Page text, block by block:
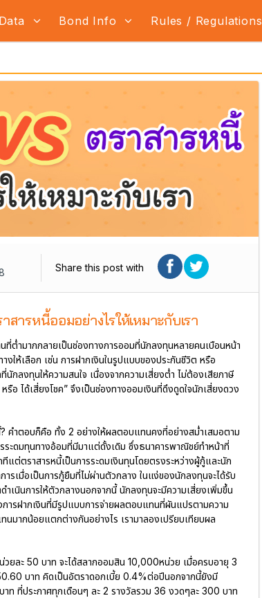
Bond Info Rules / Regulations
Share this post with
ารหนี้ออมอย่างไรให้เหมาะกับเรา
ที่ต่ำมากกลายเป็นช่องทางการออมที่นักลงทุนหลายคนเบือนหน้า
งให้เลือก เช่น การฝากเงินในรูปแบบของประกันชีวิต หรือ
กลงทุนให้ความสนใจ เนื่องจากความเสี่ยงต่ำ ไม่ต้องเสียภาษี
อ ได้เสี่ยงโชค” จึงเป็นช่องทางออมเงินที่ดึงดูดใจนักเสี่ยงดวง
คำตอบก็คือ ทั้ง 2 อย่างให้ผลตอบแทนคงที่อย่างสม่ำเสมอตาม
ะดมทุนทางอ้อมที่มีมาแต่ดั้งเดิม ซึ่งธนาคารพาณิชย์ทำหน้าที่
ต่ตราสารหนี้เป็นการระดมเงินทุนโดยตรงระหว่างผู้กู้และนัก
รเมื่อเป็นการกู้ยืมที่ไม่ผ่านตัวกลาง ในแง่ของนักลงทุนจะได้รับ
เนินการให้ตัวกลางนอกจากนี้ นักลงทุนจะมีความเสี่ยงเพิ่มขึ้น
ารฝากเงินที่มีรูปแบบการจ่ายผลตอบแทนที่ผันแปรตามความ
มากน้อยแตกต่างกันอย่างไร เรามาลองเปรียบเทียบผล
ยละ 50 บาท จะได้สลากออมสิน 10,000หน่วย เมื่อครบอายุ 3
บาท คิดเป็นอัตราดอกเบี้ย 0.4%ต่อปีนอกจากนี้ยังมี
ท ที่ประกาศทุกเดือนๆ ละ 2 รางวัลรวม 36 งวดๆละ 300 บาท